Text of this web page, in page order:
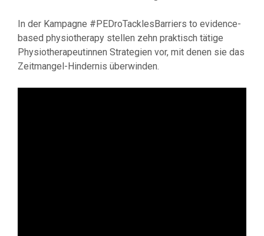
In der Kampagne #PEDroTacklesBarriers to evidence-
based physiotherapy stellen zehn praktisch tätige
Physiotherapeutinnen Strategien vor, mit denen sie das
Zeitmangel-Hindernis überwinden.